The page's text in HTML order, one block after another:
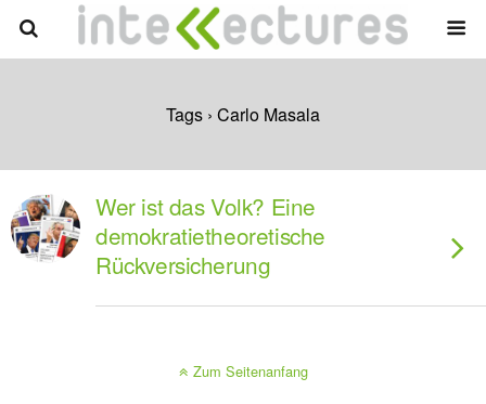
Tags › Carlo Masala
Wer ist das Volk? Eine
demokratietheoretische
Rückversicherung
Zum Seitenanfang